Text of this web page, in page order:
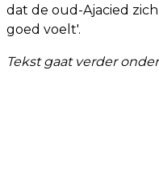
dat de oud-Ajacied
goed voelt'.
Tekst gaat verder